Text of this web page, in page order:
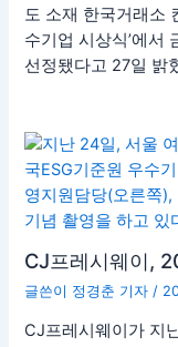
도 소재 한국거래소
수기업 시상식’에서
선정됐다고 27일
CJ프레시웨이,
글쓴이 정경춘 기자 /
CJ프레시웨이가 지